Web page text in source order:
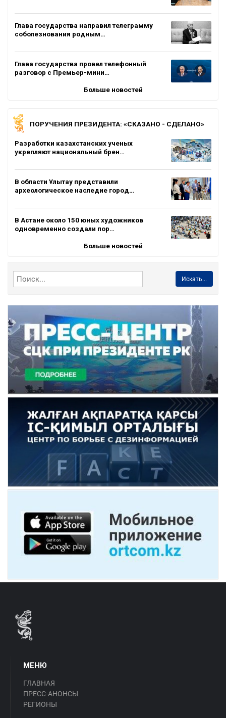
Глава государства направил телеграмму
соболезнования родным…
Глава государства провел телефонный
разговор с Премьер-мини…
Больше новостей
ПОРУЧЕНИЯ ПРЕЗИДЕНТА: «СКАЗАНО - СДЕЛАНО»
Разработки казахстанских ученых
укрепляют национальный брен…
В области Ұлытау представили
археологическое наследие город…
В Астане около 150 юных художников
одновременно создали пор…
Больше новостей
Искать...
МЕНЮ
ГЛАВНАЯ
ПРЕСС-АНОНСЫ
РЕГИОНЫ